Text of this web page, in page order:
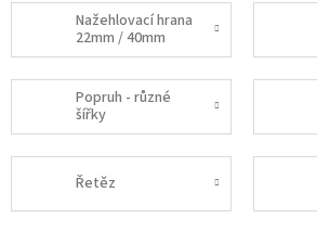
Nažehlovací hrana
22mm / 40mm
Popruh - různé
šířky
Řetěz